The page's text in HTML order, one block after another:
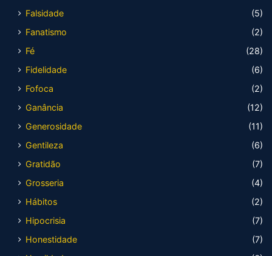
Falsidade
(5)
Fanatismo
(2)
Fé
(28)
Fidelidade
(6)
Fofoca
(2)
Ganância
(12)
Generosidade
(11)
Gentileza
(6)
Gratidão
(7)
Grosseria
(4)
Hábitos
(2)
Hipocrisia
(7)
Honestidade
(7)